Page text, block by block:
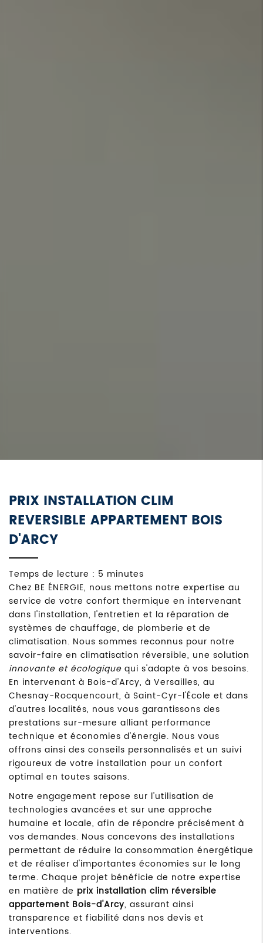
PRIX INSTALLATION CLIM
REVERSIBLE APPARTEMENT BOIS
D'ARCY
Temps de lecture : 5 minutes
Chez BE ÉNERGIE, nous mettons notre expertise au
service de votre confort thermique en intervenant
dans l'installation, l'entretien et la réparation de
systèmes de chauffage, de plomberie et de
climatisation. Nous sommes reconnus pour notre
savoir-faire en climatisation réversible, une solution
innovante et écologique qui s'adapte à vos besoins.
En intervenant à Bois-d'Arcy, à Versailles, au
Chesnay-Rocquencourt, à Saint-Cyr-l'École et dans
d'autres localités, nous vous garantissons des
prestations sur-mesure alliant performance
technique et économies d'énergie. Nous vous
offrons ainsi des conseils personnalisés et un suivi
rigoureux de votre installation pour un confort
optimal en toutes saisons.
Notre engagement repose sur l'utilisation de
technologies avancées et sur une approche
humaine et locale, afin de répondre précisément à
vos demandes. Nous concevons des installations
permettant de réduire la consommation énergétique
et de réaliser d'importantes économies sur le long
terme. Chaque projet bénéficie de notre expertise
en matière de prix installation clim réversible
appartement Bois-d'Arcy, assurant ainsi
transparence et fiabilité dans nos devis et
interventions.